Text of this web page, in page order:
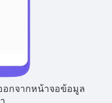
อกจากหน้าจอข้อมูล